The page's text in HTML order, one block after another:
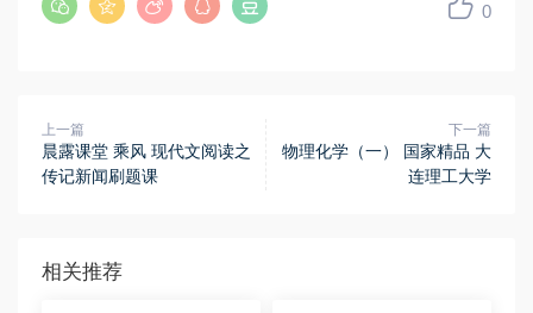
0
上一篇
晨露课堂 乘风 现代文阅读之
传记新闻刷题课
下一篇
物理化学（一） 国家精品 大
连理工大学
相关推荐